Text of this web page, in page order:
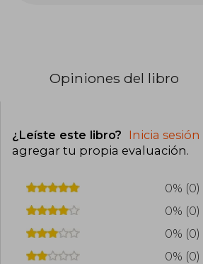
Opiniones del libro
¿Leíste este libro? Inicia sesión
agregar tu propia evaluación.
0% (0)
0% (0)
0% (0)
0% (0)